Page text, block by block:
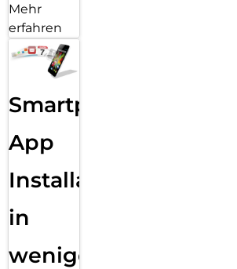
Mehr
erfahren
Smartphone
App
Installation
in
wenigen